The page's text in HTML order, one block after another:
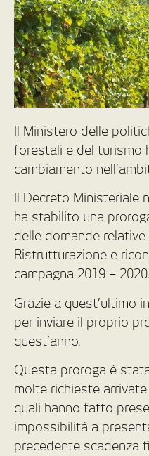
Il Ministero delle
forestali e del turismo
cambiamento
Il Decreto Ministeriale
ha stabilito una
delle domande relative
Ristrutturazione e
campagna 2019 – 2020.
Grazie a quest’ultimo
per inviare il proprio
quest’anno.
Questa proroga è
molte richieste
quali hanno fatto
impossibilità a
precedente scadenza